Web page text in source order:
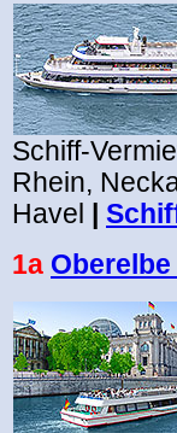
Schiff-
Rhein,
Havel
1a